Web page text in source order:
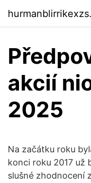
akcií
2025
Na začátku roku
konci roku 2017 už
slušné zhodnocení